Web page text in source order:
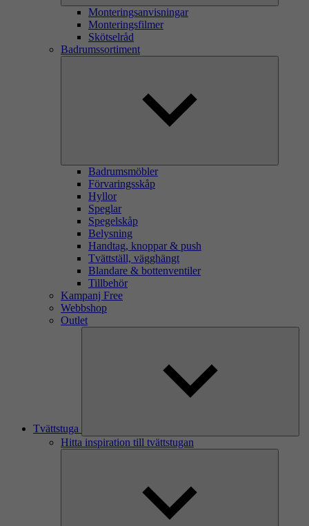
Monteringsanvisningar
Monteringsfilmer
Skötselråd
Badrumssortiment
Badrumsmöbler
Förvaringsskåp
Hyllor
Speglar
Spegelskåp
Belysning
Handtag, knoppar & push
Tvättställ, vägghängt
Blandare & bottenventiler
Tillbehör
Kampanj Free
Webbshop
Outlet
Tvättstuga
Hitta inspiration till tvättstugan